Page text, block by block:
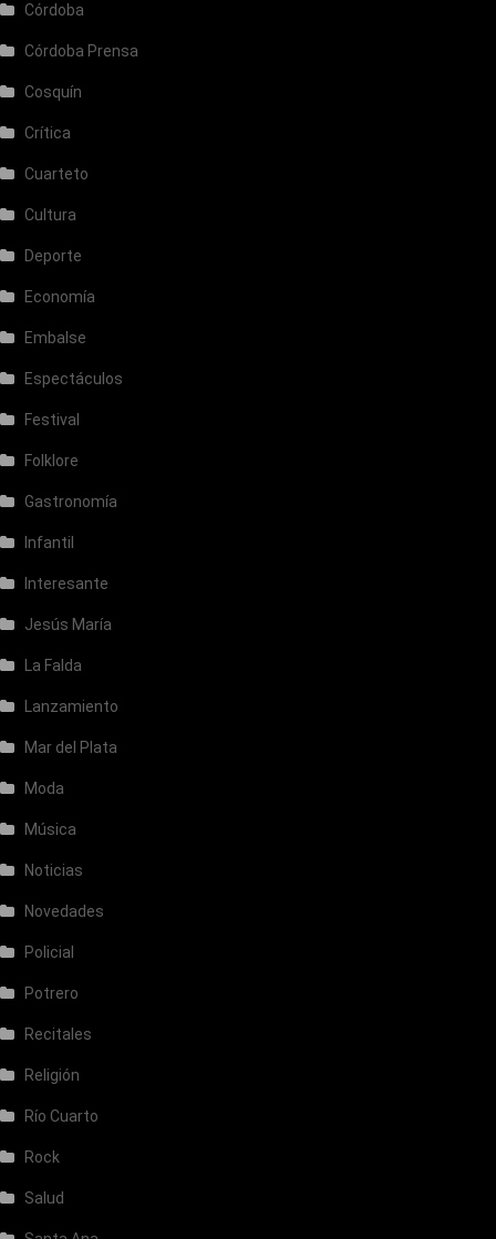
Córdoba
Córdoba Prensa
Cosquín
Crítica
Cuarteto
Cultura
Deporte
Economía
Embalse
Espectáculos
Festival
Folklore
Gastronomía
Infantil
Interesante
Jesús María
La Falda
Lanzamiento
Mar del Plata
Moda
Música
Noticias
Novedades
Policial
Potrero
Recitales
Religión
Río Cuarto
Rock
Salud